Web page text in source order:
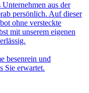
aus der
persönlich. Auf dieser
ohne versteckte
mit unserem eigenen
besenrein und
Sie erwartet.